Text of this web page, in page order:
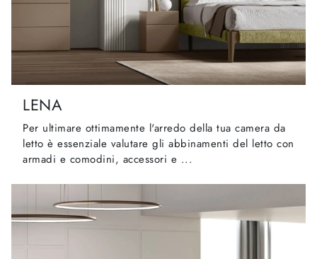
LENA
Per ultimare ottimamente l'arredo della tua camera da
letto è essenziale valutare gli abbinamenti del letto con
armadi e comodini, accessori e ...